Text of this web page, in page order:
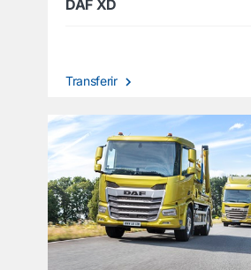
DAF XD
Transferir